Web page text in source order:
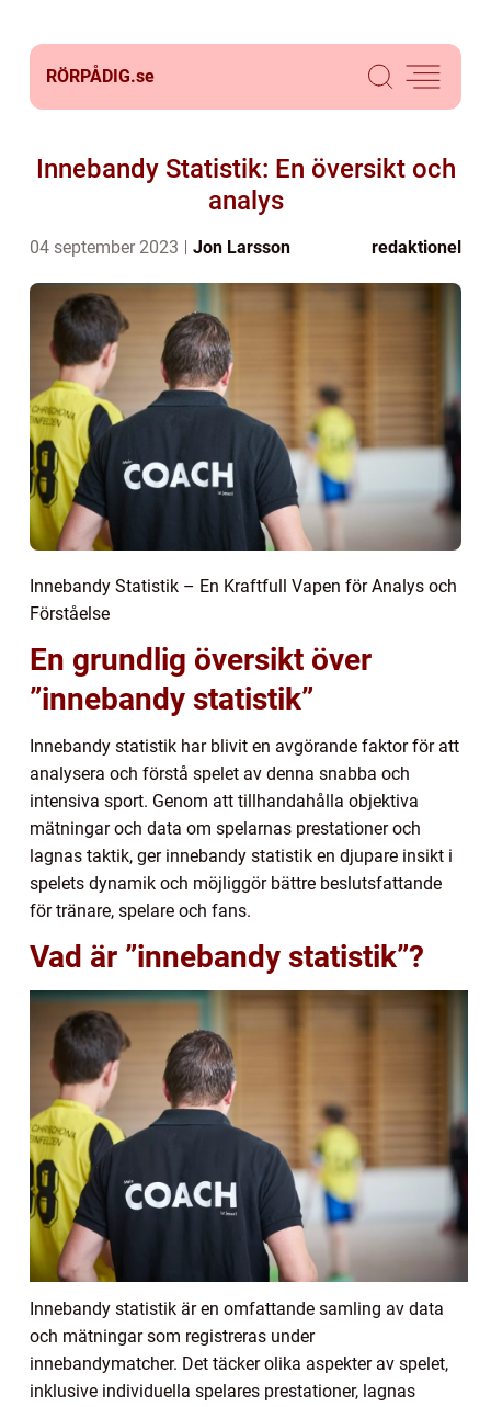
RÖRPÅDIG.se
Innebandy Statistik: En översikt och
analys
04 september 2023 Jon Larsson redaktionel
Innebandy Statistik – En Kraftfull Vapen för Analys och
Förståelse
En grundlig översikt över
”innebandy statistik”
Innebandy statistik har blivit en avgörande faktor för att
analysera och förstå spelet av denna snabba och
intensiva sport. Genom att tillhandahålla objektiva
mätningar och data om spelarnas prestationer och
lagnas taktik, ger innebandy statistik en djupare insikt i
spelets dynamik och möjliggör bättre beslutsfattande
för tränare, spelare och fans.
Vad är ”innebandy statistik”?
Innebandy statistik är en omfattande samling av data
och mätningar som registreras under
innebandymatcher. Det täcker olika aspekter av spelet,
inklusive individuella spelares prestationer, lagnas